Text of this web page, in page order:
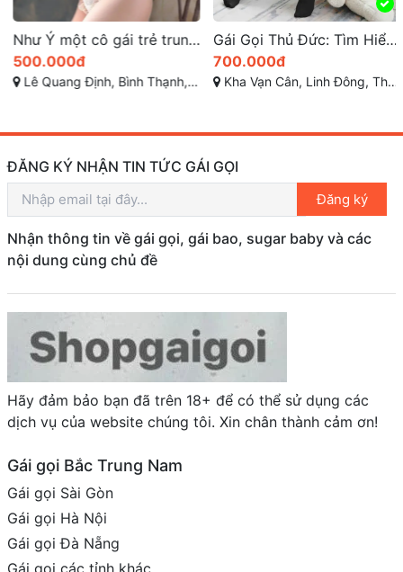
Như Ý một cô gái trẻ trung, xinh đẹp và vô cùng dễ thương
500.000đ
Lê Quang Định, Bình Thạnh, Thành phố Hồ Chí Minh
Gái Gọi Thủ Đức: Tìm Hiểu Thông Tin Mới Nhất 2025
700.000đ
Kha Vạn Cân, Linh Đông, Thủ Đức, Hồ Chí Minh
ĐĂNG KÝ NHẬN TIN TỨC GÁI GỌI
Đăng ký
Nhận thông tin về gái gọi, gái bao, sugar baby và các
nội dung cùng chủ đề
Hãy đảm bảo bạn đã trên 18+ để có thể sử dụng các
dịch vụ của website chúng tôi. Xin chân thành cảm ơn!
Gái gọi Bắc Trung Nam
Gái gọi Sài Gòn
Gái gọi Hà Nội
Gái gọi Đà Nẵng